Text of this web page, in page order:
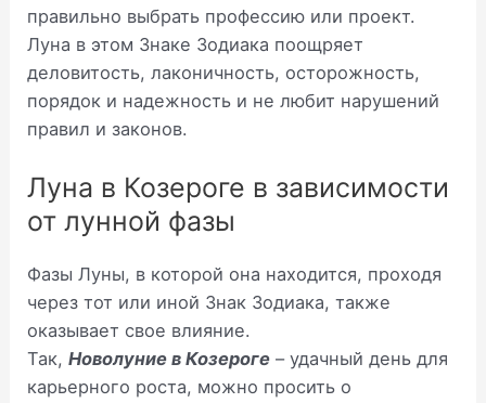
правильно выбрать профессию или проект.
Луна в этом Знаке Зодиака поощряет
деловитость, лаконичность, осторожность,
порядок и надежность и не любит нарушений
правил и законов.
Луна в Козероге в зависимости
от лунной фазы
Фазы Луны, в которой она находится, проходя
через тот или иной Знак Зодиака, также
оказывает свое влияние.
Так,Новолуние в Козероге – удачный день для
карьерного роста, можно просить о